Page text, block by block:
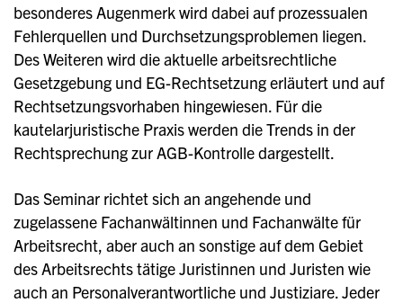
besonderes Augenmerk wird dabei auf prozessualen
Fehlerquellen und Durchsetzungsproblemen liegen.
Des Weiteren wird die aktuelle arbeitsrechtliche
Gesetzgebung und EG-Rechtsetzung erläutert und auf
Rechtsetzungsvorhaben hingewiesen. Für die
kautelarjuristische Praxis werden die Trends in der
Rechtsprechung zur AGB-Kontrolle dargestellt.
Das Seminar richtet sich an angehende und
zugelassene Fachanwältinnen und Fachanwälte für
Arbeitsrecht, aber auch an sonstige auf dem Gebiet
des Arbeitsrechts tätige Juristinnen und Juristen wie
auch an Personalverantwortliche und Justiziare. Jeder